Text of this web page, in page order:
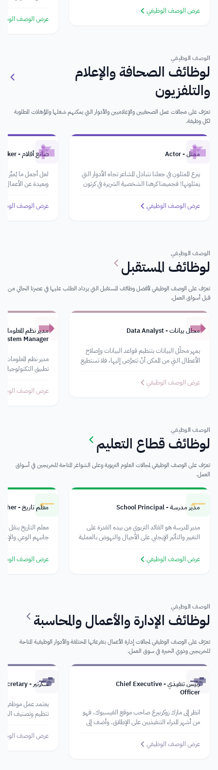
عرض الوصف الوظيفي
عرض الوصف
الوصف الوظيفي
لوظائف الصحافة والإعلام
والتلفزيون
تعرّف على مجالات عمل الصحفيين والإعلاميين والأدوار التي يمكنهم شغلها والمؤهلات المطلوبة
لكل وظيفة.
ممثل - Actor
يبرع الممثلون في جعلنا نتبادل المشاعر تجاه الأدوار التي
يمثلونها! فجميعنا كرهنا الشخصية الشريرة في كرتون
فيلم ما!
عرض الوصف الوظيفي
صانع أفلام - Filmmaker
لعل أجمل ما يُميِّز
وبعيدة عن الأعمال
عرض الوصف
الوصف الوظيفي
لوظائف المستقبل
تعرّف على الوصف الوظيفي لأفضل وظائف المستقبل التي يزداد الطلب عليها في عصرنا الحالي من
قبل أسواق العمل.
محلل بيانات - Data Analyst
يمهر محلِّل البيانات بتنظيم قواعد البيانات وإصلاح
الأعطال التي من الممكن أنْ تتعرَّض إليها، فلا تستطيع
عرض الوصف الوظيفي
System Manager
تطبيق التكنولوجيا
عرض الوصف
الوصف الوظيفي
لوظائف قطاع التعليم
تعرّف على الوصف الوظيفي لمجالات العلوم التربوية وعلى الشواغر المتاحة للخريجين في أسواق
العمل.
مدير مدرسة - School Principal
مدير المدرسة هو القائد التربوي من بيده القدرة على
التغيير والتأثير الإيجابي على الأجيال والنهوض بالعملية
عرض الوصف الوظيفي
معلم تاريخ - History Teacher
معلم التاريخ ينقل
جانبهم الوعي
عرض الوصف
الوصف الوظيفي
لوظائف الإدارة والأعمال والمحاسبة
تعرّف على الوصف الوظيفي لمجالات إدارة الأعمال بتفرعاتها المختلفة والأدوار الوظيفية المتاحة
للخريجين وذوي الخبرة في سوق العمل.
رئيس تنفيذي - Chief Executive
Officer
انظر إلى مارك زوكربيرغ صاحب موقع الفيسبوك، فهو
من أشهر المدراء التنفيذيين على الإطلاق. وأضف إلى
ومديرها التنفيذي كذلك. لذا، إنَّ مهمة الرئيس
التنفيذي أشبه بلعبة الشطرنج عليه القيام بعض
عرض الوصف الوظيفي
سكرتير - Secretary
يعتمد عمل موظفي
تنظيم وتصنيف
السكرتير اللبق أنَّه
عرض الوصف